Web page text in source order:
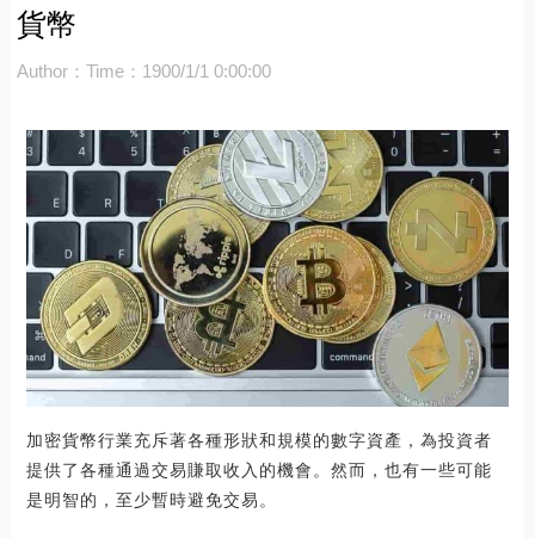
貨幣
Author： Time：1900/1/1 0:00:00
加密貨幣行業充斥著各種形狀和規模的數字資產，為投資者
提供了各種通過交易賺取收入的機會。然而，也有一些可能
是明智的，至少暫時避免交易。